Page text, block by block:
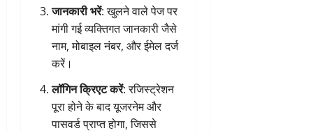
जानकारी भरें: खुलने वाले पेज पर
मांगी गई व्यक्तिगत जानकारी जैसे
नाम, मोबाइल नंबर, और ईमेल दर्ज
करें।
लॉगिन क्रिएट करें: रजिस्ट्रेशन
पूरा होने के बाद यूजरनेम और
पासवर्ड प्राप्त होगा, जिससे